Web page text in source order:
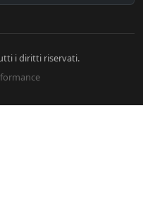
i diritti riservati.